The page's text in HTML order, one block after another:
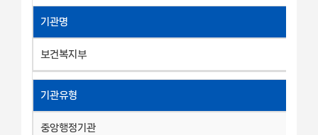
기관명
보건복지부
기관유형
중앙행정기관